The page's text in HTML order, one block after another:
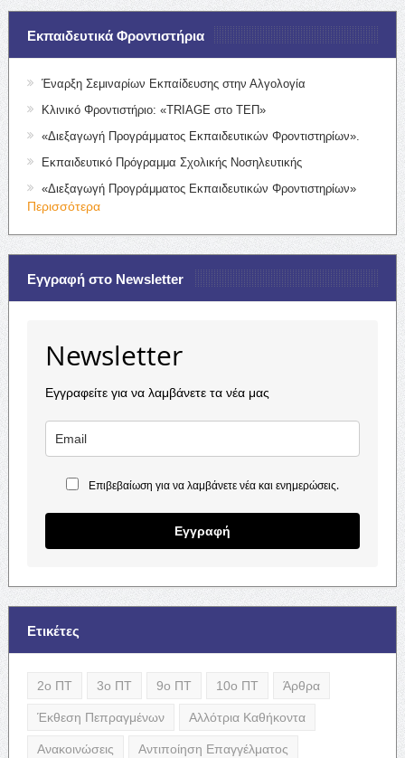
Εκπαιδευτικά Φροντιστήρια
Έναρξη Σεμιναρίων Εκπαίδευσης στην Αλγολογία
Κλινικό Φροντιστήριο: «TRIAGE στο ΤΕΠ»
«Διεξαγωγή Προγράμματος Εκπαιδευτικών Φροντιστηρίων».
Εκπαιδευτικό Πρόγραμμα Σχολικής Νοσηλευτικής
«Διεξαγωγή Προγράμματος Εκπαιδευτικών Φροντιστηρίων»
Περισσότερα
Εγγραφή στο Newsletter
Newsletter
Εγγραφείτε για να λαμβάνετε τα νέα μας
Επιβεβαίωση για να λαμβάνετε νέα και ενημερώσεις.
Εγγραφή
Ετικέτες
2ο ΠΤ 3ο ΠΤ 9ο ΠΤ 10ο ΠΤ Άρθρα
Έκθεση Πεπραγμένων Αλλότρια Καθήκοντα
Ανακοινώσεις Αντιποίηση Επαγγέλματος